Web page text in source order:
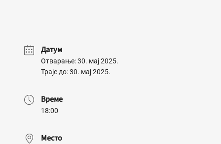
Датум
Отварање: 30. мај 2025.
Траје до: 30. мај 2025.
Време
18:00
Место